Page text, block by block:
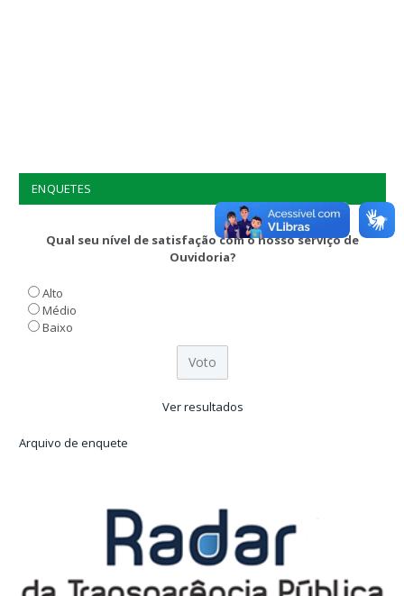
ENQUETES
Qual seu nível de satisfação com o nosso serviço de
Ouvidoria?
Alto
Médio
Baixo
Ver resultados
Arquivo de enquete